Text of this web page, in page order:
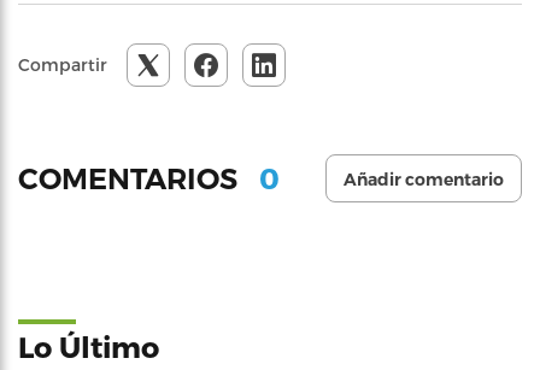
Compartir
COMENTARIOS 0 Añadir comentario
Lo Último